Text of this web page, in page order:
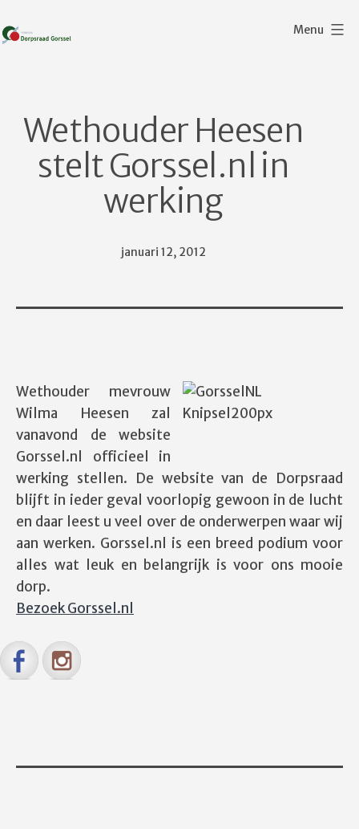
naar
Menu
Wethouder Heesen
stelt Gorssel.nl in
werking
Gepubliceerd
januari 12, 2012
Wethouder mevrouw
Wilma Heesen zal
vanavond de website
Gorssel.nl officieel in
werking stellen. De website van de Dorpsraad
blijft in ieder geval voorlopig gewoon in de lucht
en daar leest u veel over de onderwerpen waar wij
aan werken. Gorssel.nl is een breed podium voor
alles wat leuk en belangrijk is voor ons mooie
dorp.
Bezoek Gorssel.nl